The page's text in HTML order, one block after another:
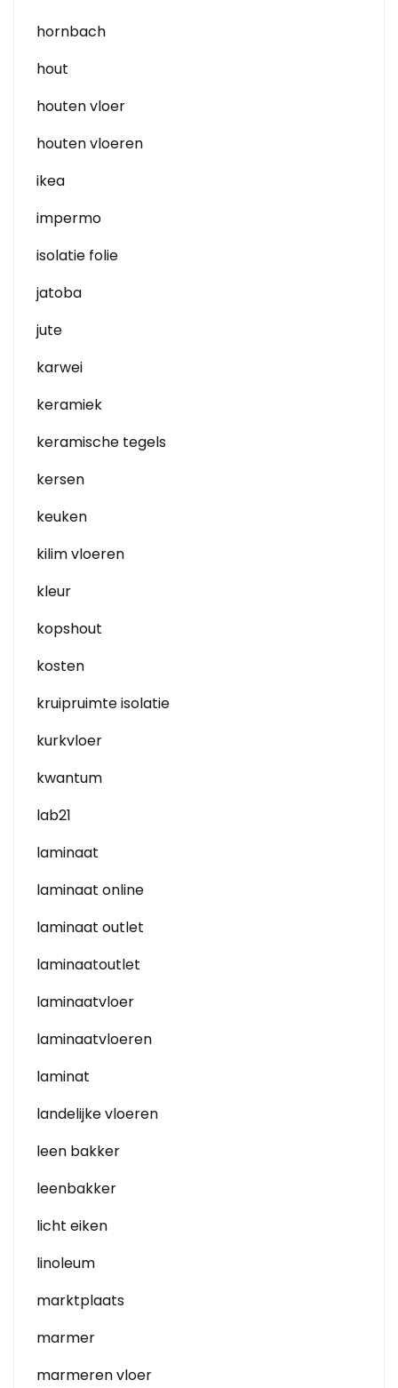
hornbach
hout
houten vloer
houten vloeren
ikea
impermo
isolatie folie
jatoba
jute
karwei
keramiek
keramische tegels
kersen
keuken
kilim vloeren
kleur
kopshout
kosten
kruipruimte isolatie
kurkvloer
kwantum
lab21
laminaat
laminaat online
laminaat outlet
laminaatoutlet
laminaatvloer
laminaatvloeren
laminat
landelijke vloeren
leen bakker
leenbakker
licht eiken
linoleum
marktplaats
marmer
marmeren vloer